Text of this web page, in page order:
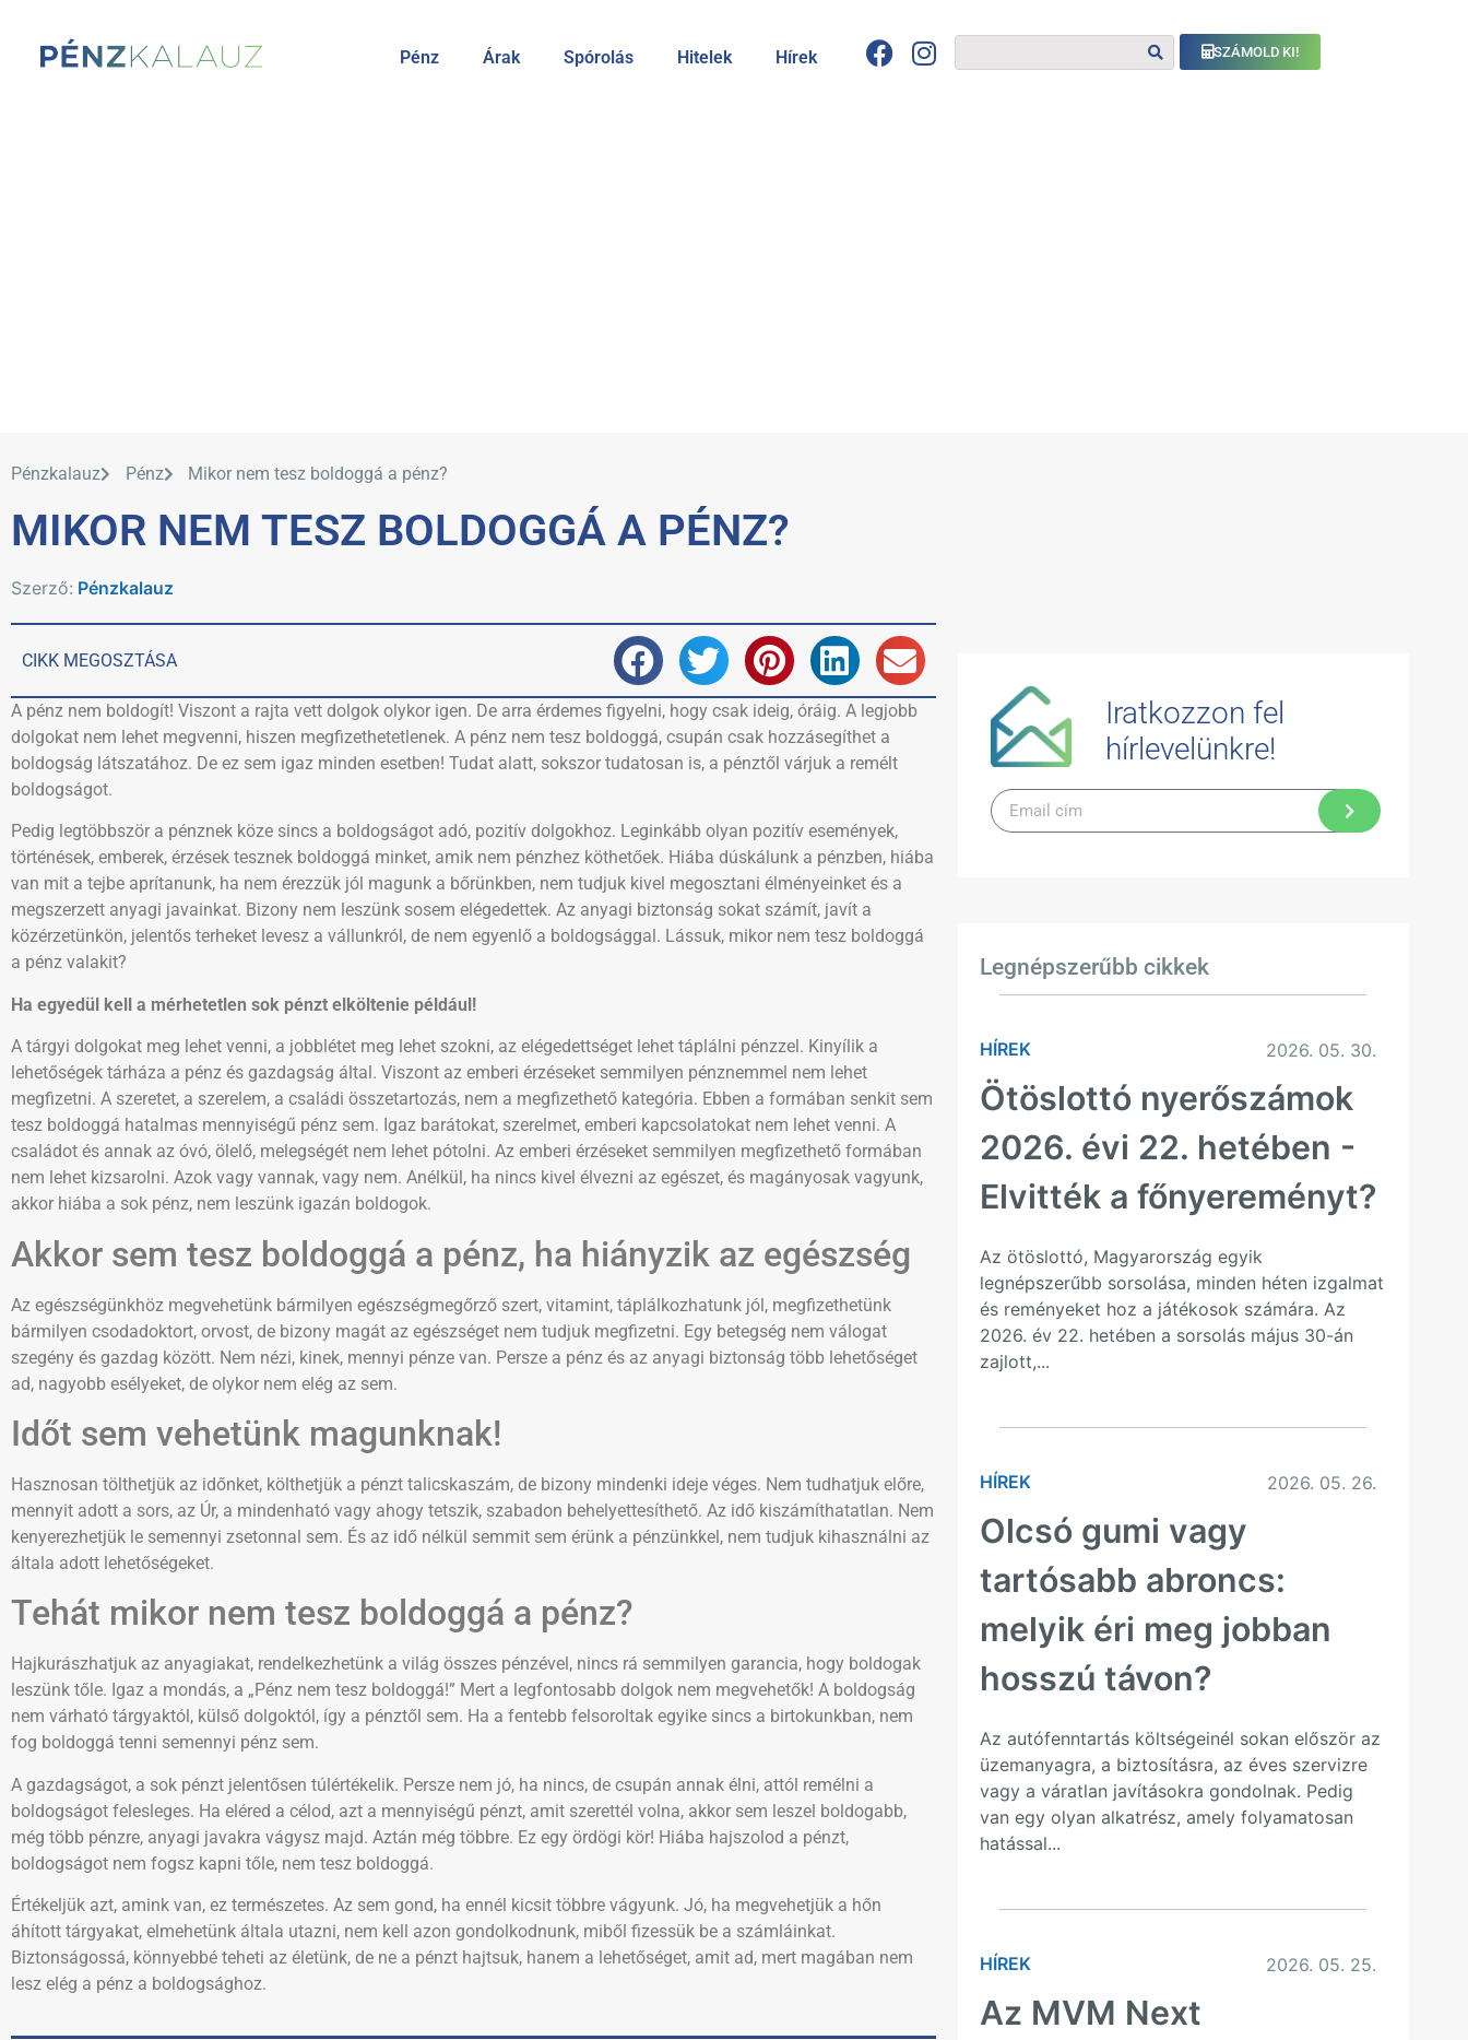
Pénz Árak Spórolás Hitelek Hírek SZÁMOLD KI!
Pénzkalauz Pénz Mikor nem tesz boldoggá a pénz?
MIKOR NEM TESZ BOLDOGGÁ A PÉNZ?
Szerző: Pénzkalauz
CIKK MEGOSZTÁSA
A pénz nem boldogít! Viszont a rajta vett dolgok olykor igen. De arra érdemes figyelni, hogy csak ideig, óráig. A legjobb
dolgokat nem lehet megvenni, hiszen megfizethetetlenek. A pénz nem tesz boldoggá, csupán csak hozzásegíthet a
boldogság látszatához. De ez sem igaz minden esetben! Tudat alatt, sokszor tudatosan is, a pénztől várjuk a remélt
boldogságot.
Pedig legtöbbször a pénznek köze sincs a boldogságot adó, pozitív dolgokhoz. Leginkább olyan pozitív események,
történések, emberek, érzések tesznek boldoggá minket, amik nem pénzhez köthetőek. Hiába dúskálunk a pénzben, hiába
van mit a tejbe aprítanunk, ha nem érezzük jól magunk a bőrünkben, nem tudjuk kivel megosztani élményeinket és a
megszerzett anyagi javainkat. Bizony nem leszünk sosem elégedettek. Az anyagi biztonság sokat számít, javít a
közérzetünkön, jelentős terheket levesz a vállunkról, de nem egyenlő a boldogsággal. Lássuk, mikor nem tesz boldoggá
a pénz valakit?
Ha egyedül kell a mérhetetlen sok pénzt elköltenie például!
A tárgyi dolgokat meg lehet venni, a jobblétet meg lehet szokni, az elégedettséget lehet táplálni pénzzel. Kinyílik a
lehetőségek tárháza a pénz és gazdagság által. Viszont az emberi érzéseket semmilyen pénznemmel nem lehet
megfizetni. A szeretet, a szerelem, a családi összetartozás, nem a megfizethető kategória. Ebben a formában senkit sem
tesz boldoggá hatalmas mennyiségű pénz sem. Igaz barátokat, szerelmet, emberi kapcsolatokat nem lehet venni. A
családot és annak az óvó, ölelő, melegségét nem lehet pótolni. Az emberi érzéseket semmilyen megfizethető formában
nem lehet kizsarolni. Azok vagy vannak, vagy nem. Anélkül, ha nincs kivel élvezni az egészet, és magányosak vagyunk,
akkor hiába a sok pénz, nem leszünk igazán boldogok.
Akkor sem tesz boldoggá a pénz, ha hiányzik az egészség
Az egészségünkhöz megvehetünk bármilyen egészségmegőrző szert, vitamint, táplálkozhatunk jól, megfizethetünk
bármilyen csodadoktort, orvost, de bizony magát az egészséget nem tudjuk megfizetni. Egy betegség nem válogat
szegény és gazdag között. Nem nézi, kinek, mennyi pénze van. Persze a pénz és az anyagi biztonság több lehetőséget
ad, nagyobb esélyeket, de olykor nem elég az sem.
Időt sem vehetünk magunknak!
Hasznosan tölthetjük az időnket, költhetjük a pénzt talicskaszám, de bizony mindenki ideje véges. Nem tudhatjuk előre,
mennyit adott a sors, az Úr, a mindenható vagy ahogy tetszik, szabadon behelyettesíthető. Az idő kiszámíthatatlan. Nem
kenyerezhetjük le semennyi zsetonnal sem. És az idő nélkül semmit sem érünk a pénzünkkel, nem tudjuk kihasználni az
általa adott lehetőségeket.
Tehát mikor nem tesz boldoggá a pénz?
Hajkurászhatjuk az anyagiakat, rendelkezhetünk a világ összes pénzével, nincs rá semmilyen garancia, hogy boldogak
leszünk tőle. Igaz a mondás, a „Pénz nem tesz boldoggá!” Mert a legfontosabb dolgok nem megvehetők! A boldogság
nem várható tárgyaktól, külső dolgoktól, így a pénztől sem. Ha a fentebb felsoroltak egyike sincs a birtokunkban, nem
fog boldoggá tenni semennyi pénz sem.
A gazdagságot, a sok pénzt jelentősen túlértékelik. Persze nem jó, ha nincs, de csupán annak élni, attól remélni a
boldogságot felesleges. Ha eléred a célod, azt a mennyiségű pénzt, amit szerettél volna, akkor sem leszel boldogabb,
még több pénzre, anyagi javakra vágysz majd. Aztán még többre. Ez egy ördögi kör! Hiába hajszolod a pénzt,
boldogságot nem fogsz kapni tőle, nem tesz boldoggá.
Értékeljük azt, amink van, ez természetes. Az sem gond, ha ennél kicsit többre vágyunk. Jó, ha megvehetjük a hőn
áhított tárgyakat, elmehetünk általa utazni, nem kell azon gondolkodnunk, miből fizessük be a számláinkat.
Biztonságossá, könnyebbé teheti az életünk, de ne a pénzt hajtsuk, hanem a lehetőséget, amit ad, mert magában nem
lesz elég a pénz a boldogsághoz.
Iratkozzon fel
hírlevelünkre!
Legnépszerűbb cikkek
HÍREK 2026. 05. 30.
Ötöslottó nyerőszámok
2026. évi 22. hetében -
Elvitték a főnyereményt?
Az ötöslottó, Magyarország egyik
legnépszerűbb sorsolása, minden héten izgalmat
és reményeket hoz a játékosok számára. Az
2026. év 22. hetében a sorsolás május 30-án
zajlott,...
HÍREK 2026. 05. 26.
Olcsó gumi vagy
tartósabb abroncs:
melyik éri meg jobban
hosszú távon?
Az autófenntartás költségeinél sokan először az
üzemanyagra, a biztosításra, az éves szervizre
vagy a váratlan javításokra gondolnak. Pedig
van egy olyan alkatrész, amely folyamatosan
hatással...
HÍREK 2026. 05. 25.
Az MVM Next